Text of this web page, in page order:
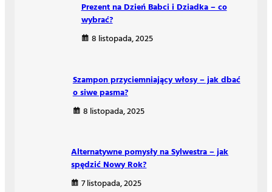
Prezent na Dzień Babci i Dziadka – co
wybrać?
8 listopada, 2025
Szampon przyciemniający włosy – jak dbać
o siwe pasma?
8 listopada, 2025
Alternatywne pomysły na Sylwestra – jak
spędzić Nowy Rok?
7 listopada, 2025